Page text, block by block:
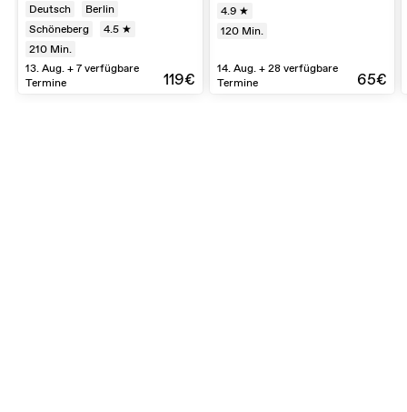
Deutsch
Berlin
Schöneberg
4.5 ★
210 Min.
13. Aug. + 7 verfügbare
Termine
119€
4.9 ★
120 Min.
14. Aug. + 28 verfügbare
Termine
65€